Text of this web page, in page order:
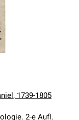
1739-1805
2-e Aufl.